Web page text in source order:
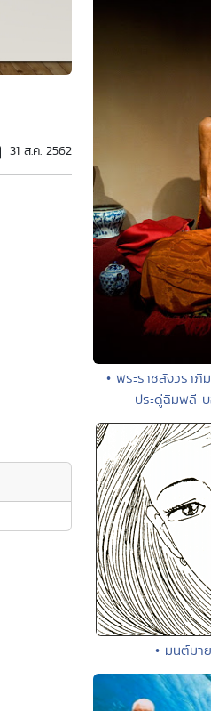
31 ส.ค. 2562
• พระราชสังวรา
ประดู่ฉิมพลี
• มนต์มา